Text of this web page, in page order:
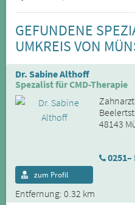
GEFUNDENE
UMKREIS VON
Dr. Sabine Althoff
Spezalist für CMD-Therapie
48143
0251–
Entfernung: 0.32 km
zum Profil